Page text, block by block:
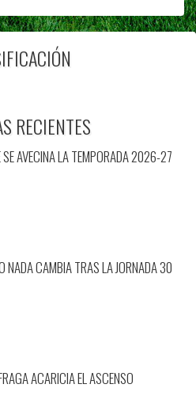
RECIENTES
SE AVECINA LA TEMPORADA 2026-27
NADA CAMBIA TRAS LA JORNADA 30
ACARICIA EL ASCENSO